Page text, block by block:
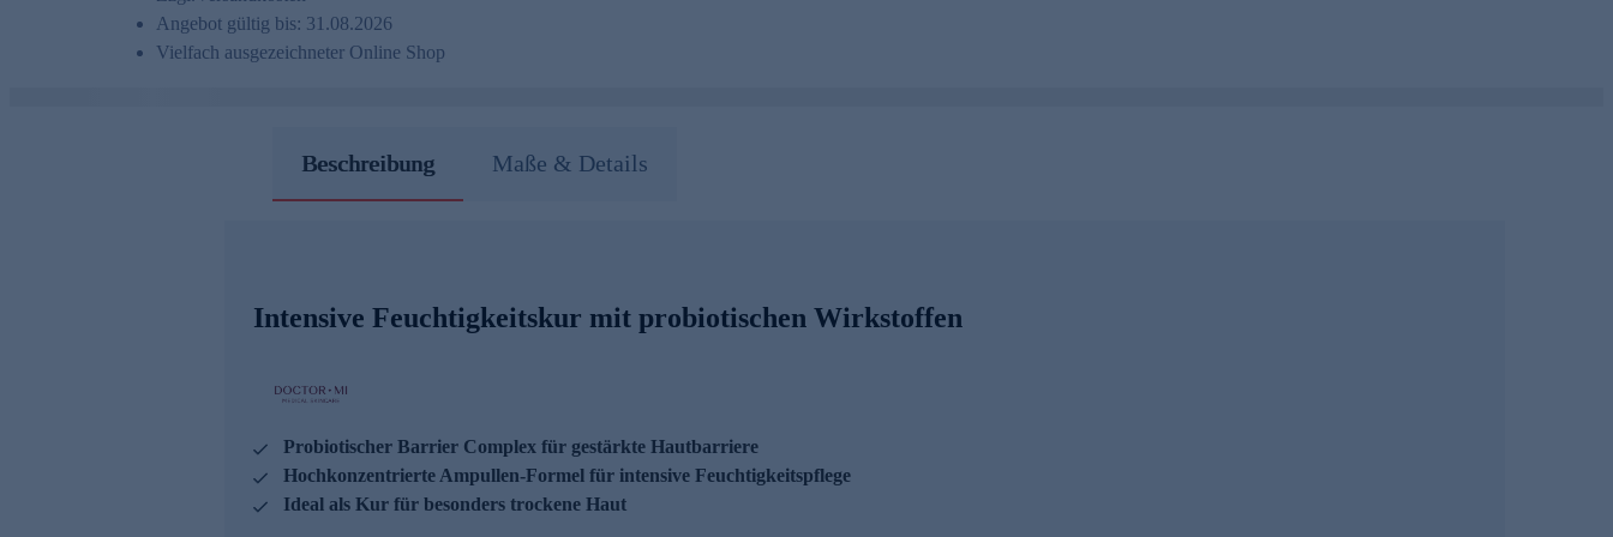
Angebot gültig bis: 31.08.2026
Vielfach ausgezeichneter Online Shop
Beschreibung Maße & Details
Intensive Feuchtigkeitskur mit probiotischen Wirkstoffen
Probiotischer Barrier Complex für gestärkte Hautbarriere
Hochkonzentrierte Ampullen-Formel für intensive Feuchtigkeitspflege
Ideal als Kur für besonders trockene Haut